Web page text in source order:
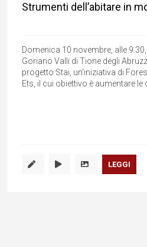
Strumenti dell’abitare in
Domenica 10 novembre, alle
Goriano Valli di Tione degli
progetto Stai, un'iniziativa di
Ets, il cui obiettivo è aumentare le
LEGGI